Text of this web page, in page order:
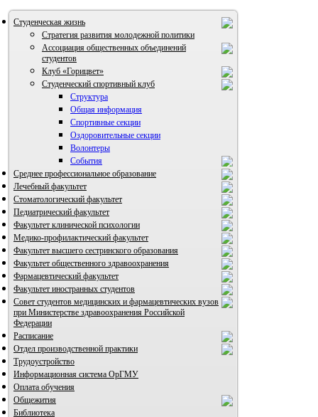
Студенческая жизнь
Стратегия развития молодежной политики
Ассоциация общественных объединений
студентов
ВИА "Полигон"
Клуб «Горицвет»
Студенческий спортивный клуб
Структура
Общая информация
Спортивные секции
Оздоровительные секции
Волонтеры
События
Среднее профессиональное образование
Лечебный факультет
Стоматологический факультет
Педиатрический факультет
Факультет клинической психологии
Медико-профилактический факультет
Факультет высшего сестринского образования
Факультет общественного здравоохранения
Фармацевтический факультет
Факультет иностранных студентов
Совет студентов медицинских и фармацевтических вузов
при Министерстве здравоохранения Российской
Федерации
Расписание
Отдел производственной практики
Трудоустройство
Информационная система ОрГМУ
Оплата обучения
Общежития
Библиотека